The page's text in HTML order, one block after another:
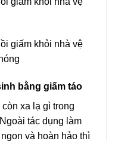
giấm khỏi nhà vệ
bằng giấm táo
xa lạ gì trong
tác dụng làm
và hoàn hảo thì